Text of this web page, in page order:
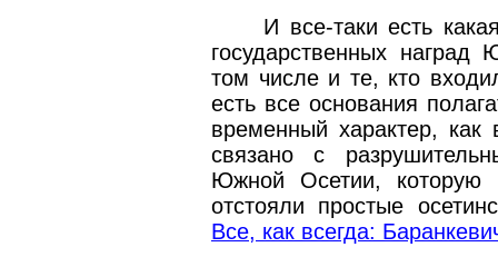
И все-таки есть
государственных
том числе и те, кто
есть все основания
временный характер, как
связано с
Южной Осетии, которую
отстояли простые
Все, как всегда: